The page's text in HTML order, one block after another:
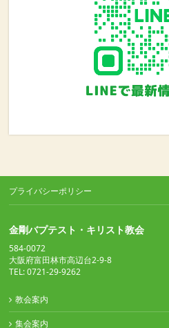
プライバシーポリシー
金剛バプテスト・キリスト教会
584-0072
大阪府富田林市高辺台2-9-8
TEL: 0721-29-9262
教会案内
集会案内